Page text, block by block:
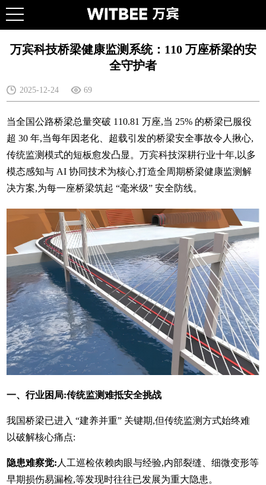
万宾科技桥梁健康监测系统：110 万座桥梁的安
全守护者
2025-12-24 69
当全国公路桥梁总量突破 110.81 万座,当 25% 的桥梁已服役
超 30 年,当每年因老化、超载引发的桥梁安全事故令人揪心,
传统监测模式的短板愈发凸显。万宾科技深耕行业十年,以多
模态感知与 AI 协同技术为核心,打造全周期桥梁健康监测解
决方案,为每一座桥梁筑起 “毫米级” 安全防线。
一、行业困局:传统监测难抵安全挑战
我国桥梁已进入 “建养并重” 关键期,但传统监测方式始终难
以破解核心痛点:
隐患难察觉: 人工巡检依赖肉眼与经验,内部裂缝、细微变形等
早期损伤易漏检,等发现时往往已发展为重大隐患。